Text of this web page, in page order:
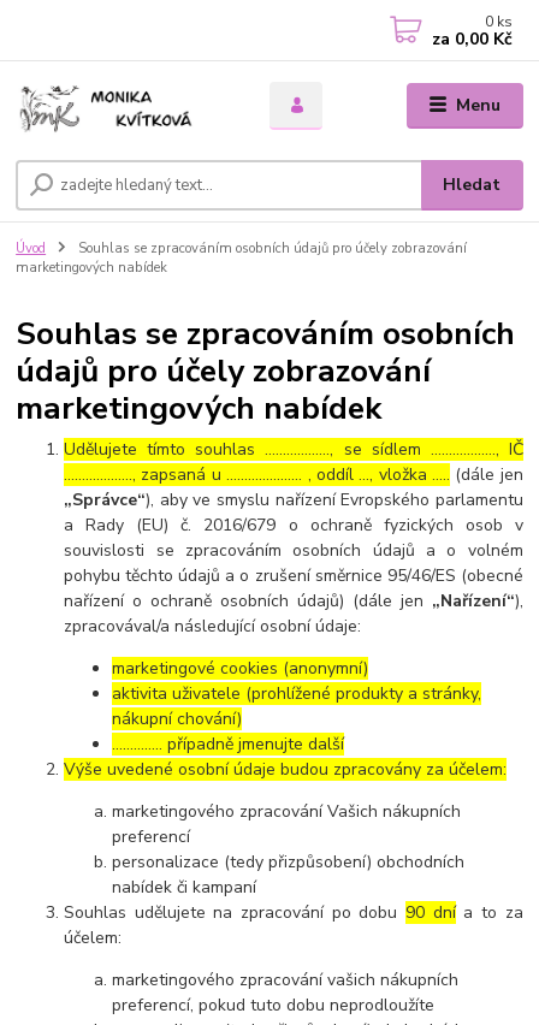
Menu
Hledat
0 ks
za 0,00 Kč
Úvod
Souhlas se zpracováním osobních údajů pro účely zobrazování
marketingových nabídek
Souhlas se zpracováním osobních
údajů pro účely zobrazování
marketingových nabídek
Udělujete tímto souhlas ……………..., se sídlem ………………, IČ
………………., zapsaná u ………………… , oddíl …, vložka ….. (dále jen
„Správce“), aby ve smyslu nařízení Evropského parlamentu
a Rady (EU) č. 2016/679 o ochraně fyzických osob v
souvislosti se zpracováním osobních údajů a o volném
pohybu těchto údajů a o zrušení směrnice 95/46/ES (obecné
nařízení o ochraně osobních údajů) (dále jen „Nařízení“),
zpracovával/a následující osobní údaje:
marketingové cookies (anonymní)
aktivita uživatele (prohlížené produkty a stránky,
nákupní chování)
………….. případně jmenujte další
Výše uvedené osobní údaje budou zpracovány za účelem:
marketingového zpracování Vašich nákupních
preferencí
personalizace (tedy přizpůsobení) obchodních
nabídek či kampaní
Souhlas udělujete na zpracování po dobu 90 dnía to za
účelem:
marketingového zpracování vašich nákupních
preferencí, pokud tuto dobu neprodloužíte